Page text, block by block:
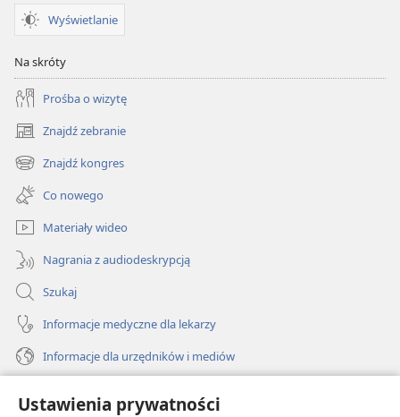
Ustawienia prywatności
Wyświetlanie
Na skróty
Prośba o wizytę
Znajdź zebranie
(opens
new
window)
Znajdź kongres
(opens
new
window)
Co nowego
Materiały wideo
Nagrania z audiodeskrypcją
Szukaj
Informacje medyczne dla lekarzy
Informacje dla urzędników i mediów